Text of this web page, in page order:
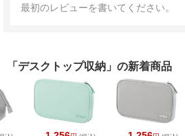
最初のレビューを書いてください。
「デスクトップ収納」の新着商品